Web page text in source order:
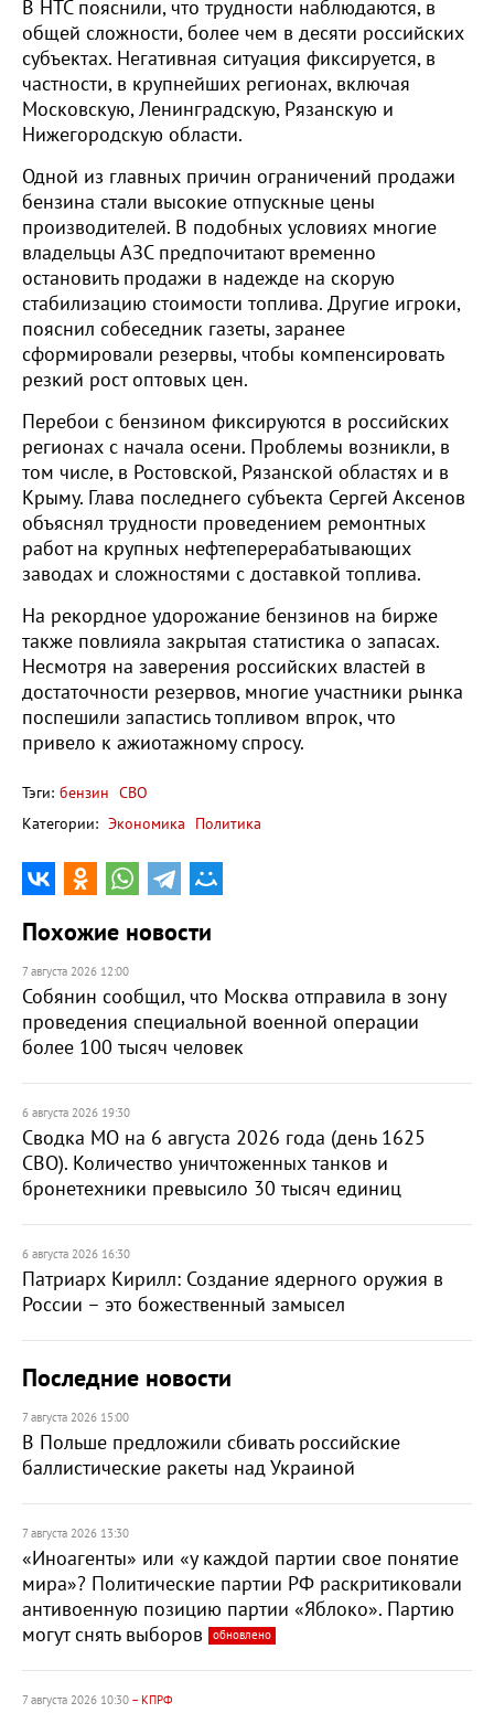
В НТС пояснили, что трудности наблюдаются, в
общей сложности, более чем в десяти российских
субъектах. Негативная ситуация фиксируется, в
частности, в крупнейших регионах, включая
Московскую, Ленинградскую, Рязанскую и
Нижегородскую области.
Одной из главных причин ограничений продажи
бензина стали высокие отпускные цены
производителей. В подобных условиях многие
владельцы АЗС предпочитают временно
остановить продажи в надежде на скорую
стабилизацию стоимости топлива. Другие игроки,
пояснил собеседник газеты, заранее
сформировали резервы, чтобы компенсировать
резкий рост оптовых цен.
Перебои с бензином фиксируются в российских
регионах с начала осени. Проблемы возникли, в
том числе, в Ростовской, Рязанской областях и в
Крыму. Глава последнего субъекта Сергей Аксенов
объяснял трудности проведением ремонтных
работ на крупных нефтеперерабатывающих
заводах и сложностями с доставкой топлива.
На рекордное удорожание бензинов на бирже
также повлияла закрытая статистика о запасах.
Несмотря на заверения российских властей в
достаточности резервов, многие участники рынка
поспешили запастись топливом впрок, что
привело к ажиотажному спросу.
Тэги: бензин СВО
Категории: Экономика Политика
Похожие новости
7 августа 2026 12:00
Собянин сообщил, что Москва отправила в зону
проведения специальной военной операции
более 100 тысяч человек
6 августа 2026 19:30
Сводка МО на 6 августа 2026 года (день 1625
СВО). Количество уничтоженных танков и
бронетехники превысило 30 тысяч единиц
6 августа 2026 16:30
Патриарх Кирилл: Создание ядерного оружия в
России – это божественный замысел
Последние новости
7 августа 2026 15:00
В Польше предложили сбивать российские
баллистические ракеты над Украиной
7 августа 2026 13:30
«Иноагенты» или «у каждой партии свое понятие
мира»? Политические партии РФ раскритиковали
антивоенную позицию партии «Яблоко». Партию
могут снять выборов
обновлено
7 августа 2026 10:30 – КПРФ